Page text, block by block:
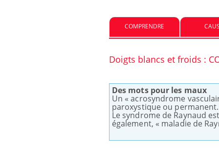
COMPRENDRE
Doigts blancs et froids :
Des mots pour les maux
Un « acrosyndrome
paroxystique ou permanent.
Le syndrome de Raynaud
également, « maladie de
change dans la prise en
charge des femmes
enceintes